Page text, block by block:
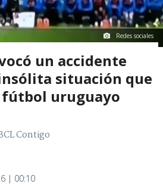
Redes sociales
un accidente
situación que
fútbol uruguayo
Contigo
| 00:10